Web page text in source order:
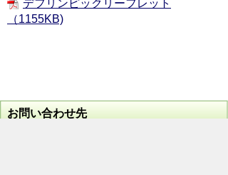
デフリンピックリーフレット
（1155KB)
お問い合わせ先